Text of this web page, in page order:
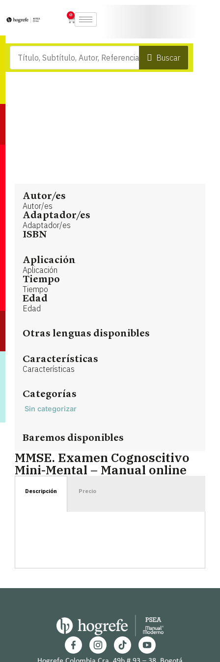
0
Buscar
Autor/es
Autor/es
Adaptador/es
Adaptador/es
ISBN
Aplicación
Aplicación
Tiempo
Tiempo
Edad
Edad
Otras lenguas disponibles
Características
Características
Categorías
Sin categorizar
Baremos disponibles
MMSE. Examen Cognoscitivo
Mini-Mental – Manual online
Descripción Precio